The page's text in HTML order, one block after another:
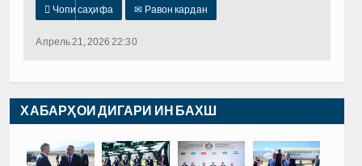
 Чопи саҳифа ✉ Равон кардан
Апрель 21, 2026 22:30
ХАБАРҲОИ ДИГАРИ ИН БАХШ